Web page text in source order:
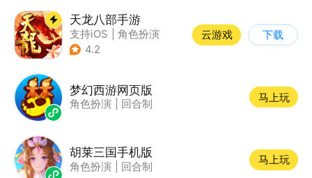
天龙八部手游
支持iOS
角色扮演
| MMORPG
4.2
云游戏 下载
梦幻西游网页版
角色扮演 回合制
马上玩
胡莱三国手机版
角色扮演 回合制
马上玩